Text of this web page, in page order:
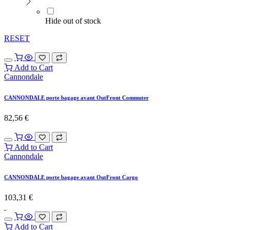
Hide out of stock
RESET
Add to Cart
Cannondale
CANNONDALE porte bagage avant OutFront Commuter
82,56 €
Add to Cart
Cannondale
CANNONDALE porte bagage avant OutFront Cargo
103,31 €
Add to Cart